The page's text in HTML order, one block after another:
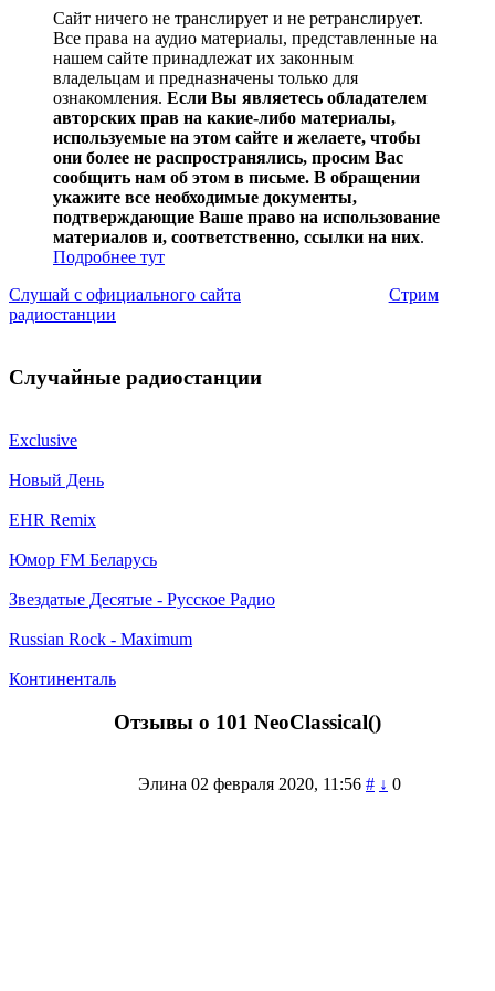
Сайт ничего не транслирует и не ретранслирует.
Все права на аудио материалы, представленные на
нашем сайте принадлежат их законным
владельцам и предназначены только для
ознакомления. Если Вы являетесь обладателем
авторских прав на какие-либо материалы,
используемые на этом сайте и желаете, чтобы
они более не распространялись, просим Вас
сообщить нам об этом в письме. В обращении
укажите все необходимые документы,
подтверждающие Ваше право на использование
материалов и, соответственно, ссылки на них.
Подробнее тут
Слушай с официального сайта
Стрим
радиостанции
Случайные радиостанции
Exclusive
Новый День
EHR Remix
Юмор FM Беларусь
Звездатые Десятые - Русское Радио
Russian Rock - Maximum
Континенталь
Отзывы о 101 NeoClassical()
Элина 02 февраля 2020, 11:56 # ↓ 0